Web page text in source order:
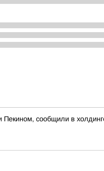
Пекином, сообщили в